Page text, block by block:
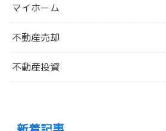
マイホーム
不動産売却
不動産投資